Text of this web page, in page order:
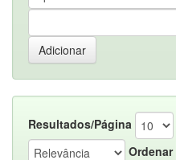
Resultados/Página
Ordenar